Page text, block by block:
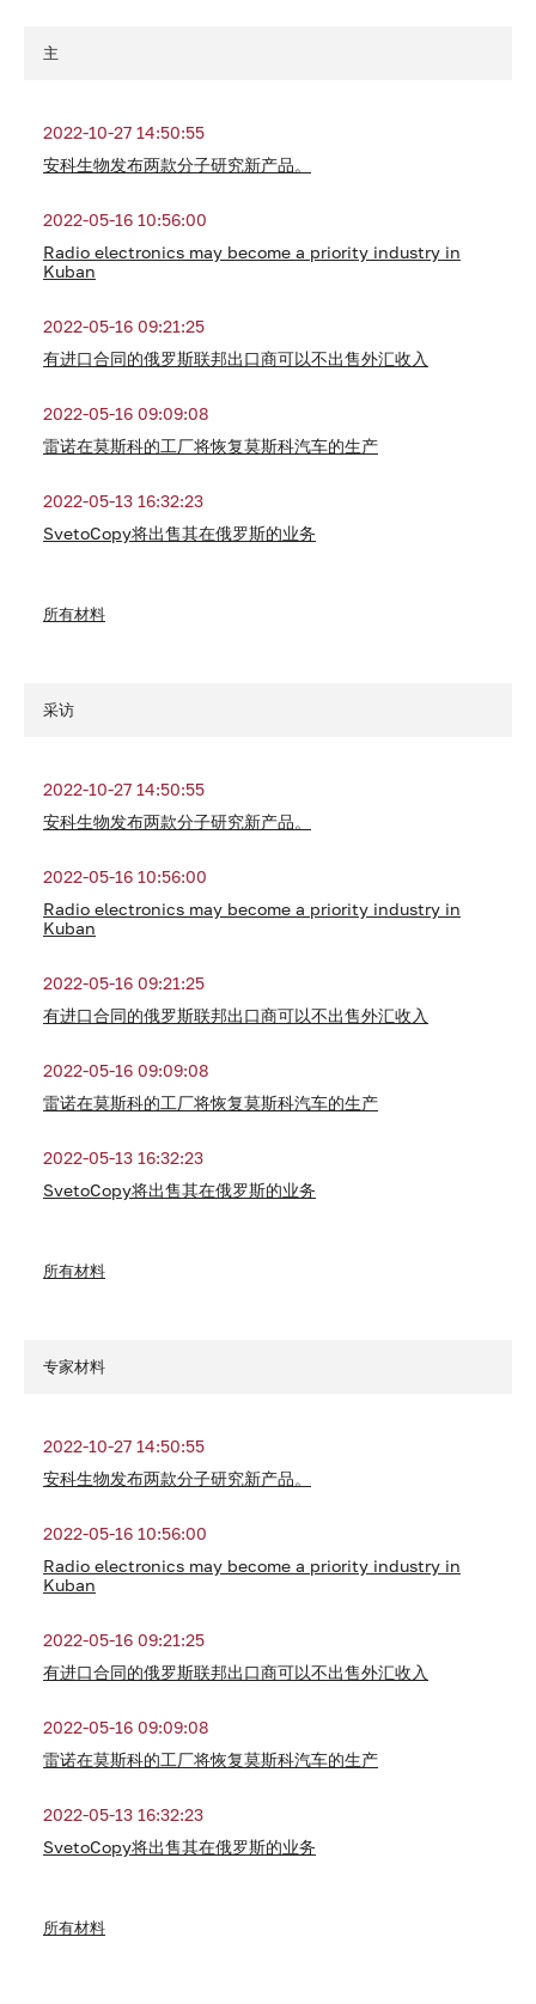
主
2022-10-27 14:50:55
安科生物发布两款分子研究新产品。
2022-05-16 10:56:00
Radio electronics may become a priority industry in
Kuban
2022-05-16 09:21:25
有进口合同的俄罗斯联邦出口商可以不出售外汇收入
2022-05-16 09:09:08
雷诺在莫斯科的工厂将恢复莫斯科汽车的生产
2022-05-13 16:32:23
SvetoCopy将出售其在俄罗斯的业务
所有材料
采访
2022-10-27 14:50:55
安科生物发布两款分子研究新产品。
2022-05-16 10:56:00
Radio electronics may become a priority industry in
Kuban
2022-05-16 09:21:25
有进口合同的俄罗斯联邦出口商可以不出售外汇收入
2022-05-16 09:09:08
雷诺在莫斯科的工厂将恢复莫斯科汽车的生产
2022-05-13 16:32:23
SvetoCopy将出售其在俄罗斯的业务
所有材料
专家材料
2022-10-27 14:50:55
安科生物发布两款分子研究新产品。
2022-05-16 10:56:00
Radio electronics may become a priority industry in
Kuban
2022-05-16 09:21:25
有进口合同的俄罗斯联邦出口商可以不出售外汇收入
2022-05-16 09:09:08
雷诺在莫斯科的工厂将恢复莫斯科汽车的生产
2022-05-13 16:32:23
SvetoCopy将出售其在俄罗斯的业务
所有材料